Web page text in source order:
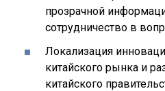
прозрачной
сотрудничество в
Локализация
китайского рынка и
китайского